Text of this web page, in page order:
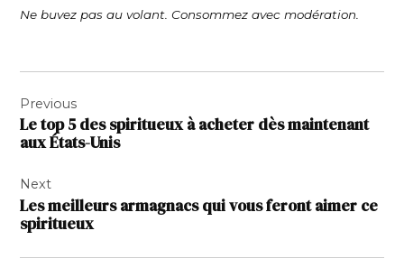
Ne buvez pas au volant. Consommez avec modération.
de
l’article
Previous
Le top 5 des spiritueux à acheter dès maintenant
aux États-Unis
Next
Les meilleurs armagnacs qui vous feront aimer ce
spiritueux